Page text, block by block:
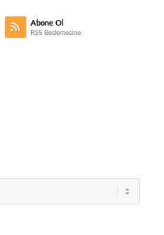
Abone Ol
RSS Beslemesine